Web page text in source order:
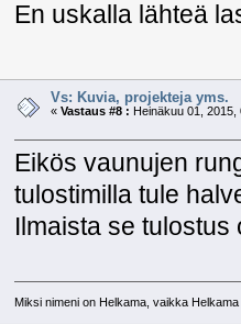
En uskalla lähteä
Vs: Kuvia, projekteja yms.
« Vastaus #8 : Heinäkuu 01, 2015,
Eikös vaunujen
tulostimilla tule
Ilmaista se
Miksi nimeni on Helkama, vaikka